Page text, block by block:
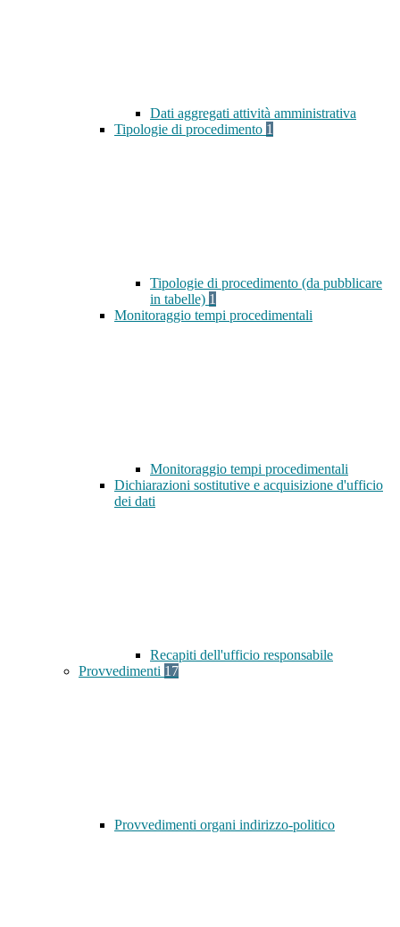
Dati aggregati attività amministrativa
Tipologie di procedimento 1
Tipologie di procedimento (da pubblicare
in tabelle) 1
Monitoraggio tempi procedimentali
Monitoraggio tempi procedimentali
Dichiarazioni sostitutive e acquisizione d'ufficio
dei dati
Recapiti dell'ufficio responsabile
Provvedimenti 17
Provvedimenti organi indirizzo-politico